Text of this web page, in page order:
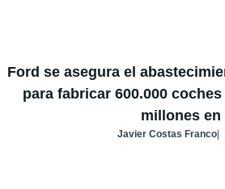
Ford se asegura el
para fabricar 600.000
millones en
Javier Costas Franco